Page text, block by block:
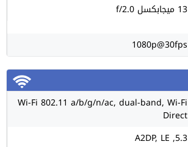
13 ميجابكسل f/2.0
1080p@30fps
Wi-Fi 802.11 a/b/g/n/ac, dual-band, Wi-Fi
Direct
5.3, A2DP, LE